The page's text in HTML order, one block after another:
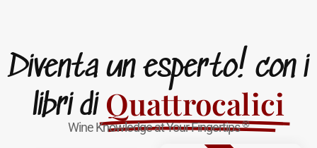
Diventa un esperto! con i
libri di Quattrocalici
Wine Knowledge at Your Fingertips®